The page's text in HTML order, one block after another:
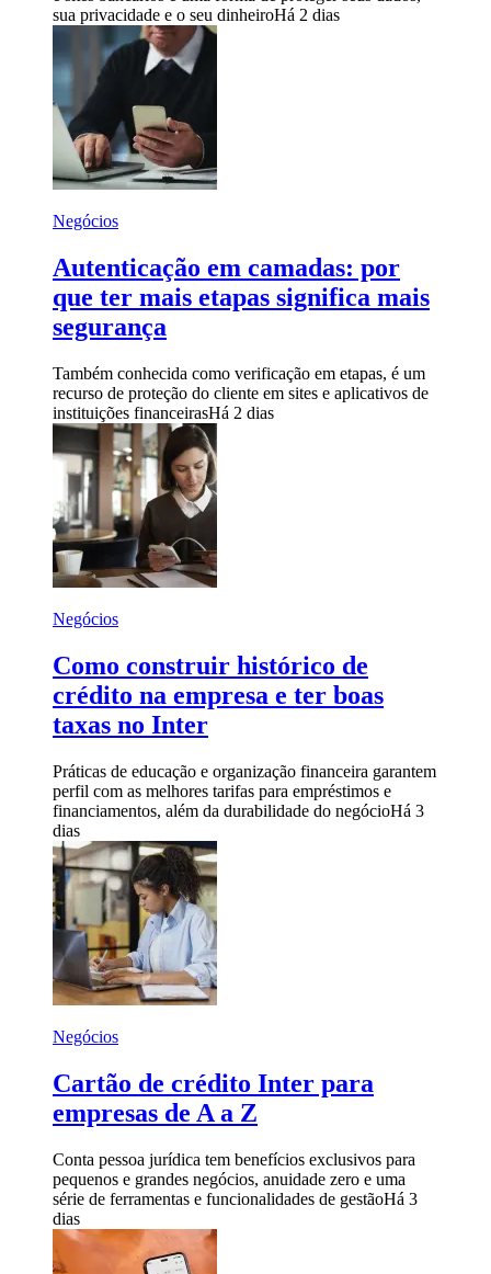
sua privacidade e o seu dinheiroHá 2 dias
Negócios
Autenticação em camadas: por
que ter mais etapas significa mais
segurança
Também conhecida como verificação em etapas, é um
recurso de proteção do cliente em sites e aplicativos de
instituições financeirasHá 2 dias
Negócios
Como construir histórico de
crédito na empresa e ter boas
taxas no Inter
Práticas de educação e organização financeira garantem
perfil com as melhores tarifas para empréstimos e
financiamentos, além da durabilidade do negócioHá 3
dias
Negócios
Cartão de crédito Inter para
empresas de A a Z
Conta pessoa jurídica tem benefícios exclusivos para
pequenos e grandes negócios, anuidade zero e uma
série de ferramentas e funcionalidades de gestãoHá 3
dias